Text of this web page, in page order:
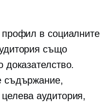
в социалните
също
доказателство.
съдържание,
аудитория,